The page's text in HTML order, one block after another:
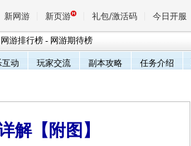
新网游 新页游 礼包/激活码 今日开服
网游排行榜 - 网游期待榜
互动 玩家交流 副本攻略 任务介绍
解【附图】